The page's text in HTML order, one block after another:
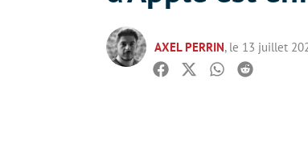
AXEL PERRIN, le 13 juillet
Facebook
TwitterWhatsapp
Reddit